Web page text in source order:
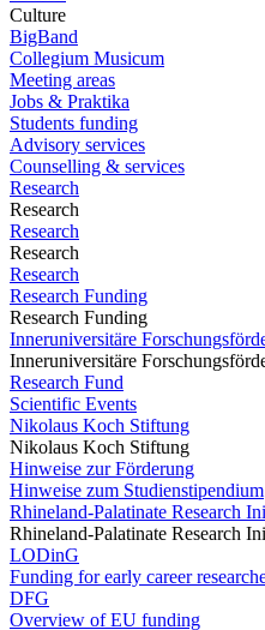
Culture
BigBand
Collegium Musicum
Meeting areas
Jobs & Praktika
Students funding
Advisory services
Counselling & services
Research
Research
Research
Research
Research
Research Funding
Research Funding
Inneruniversitäre
Inneruniversitäre
Research Fund
Scientific Events
Nikolaus Koch Stiftung
Nikolaus Koch Stiftung
Hinweise zur Förderung
Hinweise zum Studienstipendium
Rhineland-Palatinate Research
Rhineland-Palatinate Research
LODinG
Funding for early career
DFG
Overview of EU funding